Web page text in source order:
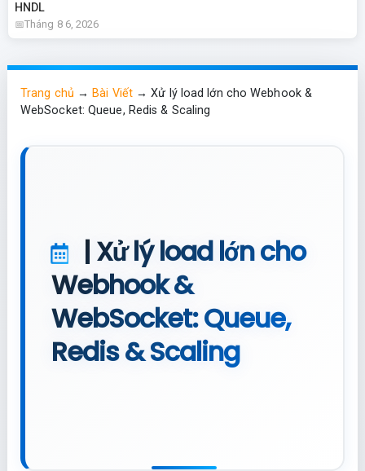
HNDL
Tháng 8 6, 2026
Trang chủ →Bài Viết→Xử lý load lớn cho Webhook &
WebSocket: Queue, Redis & Scaling
| Xử lý load lớn cho
Webhook &
WebSocket: Queue,
Redis & Scaling